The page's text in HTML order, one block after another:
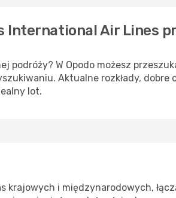
Air Lines
podróży? W Opodo możesz
Aktualne rozkłady,
lot.
krajowych i międzynarodowych,